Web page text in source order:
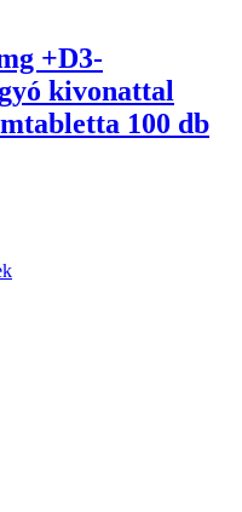
+D3-
kivonattal
100 db